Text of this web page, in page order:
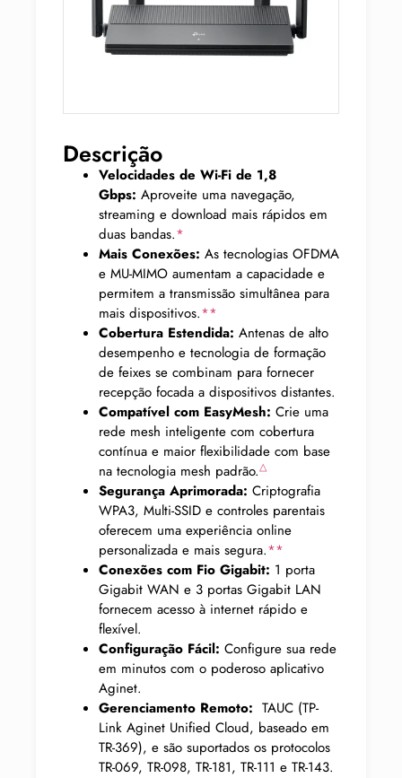
Descrição
Velocidades de Wi-Fi de 1,8
Gbps: Aproveite uma navegação,
streaming e download mais rápidos em
duas bandas.*
Mais Conexões: As tecnologias OFDMA
e MU-MIMO aumentam a capacidade e
permitem a transmissão simultânea para
mais dispositivos.**
Cobertura Estendida: Antenas de alto
desempenho e tecnologia de formação
de feixes se combinam para fornecer
recepção focada a dispositivos distantes.
Compatível com EasyMesh: Crie uma
rede mesh inteligente com cobertura
contínua e maior flexibilidade com base
na tecnologia mesh padrão.△
Segurança Aprimorada: Criptografia
WPA3, Multi-SSID e controles parentais
oferecem uma experiência online
personalizada e mais segura.**
Conexões com Fio Gigabit: 1 porta
Gigabit WAN e 3 portas Gigabit LAN
fornecem acesso à internet rápido e
flexível.
Configuração Fácil: Configure sua rede
em minutos com o poderoso aplicativo
Aginet.
Gerenciamento Remoto: TAUC (TP-
Link Aginet Unified Cloud, baseado em
TR-369), e são suportados os protocolos
TR-069, TR-098, TR-181, TR-111 e TR-143.